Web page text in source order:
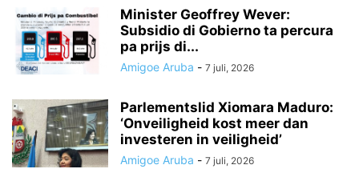
Minister Geoffrey Wever:
Subsidio di Gobierno ta percura
pa prijs di...
Amigoe Aruba - 7 juli, 2026
Parlementslid Xiomara Maduro:
‘Onveiligheid kost meer dan
investeren in veiligheid’
Amigoe Aruba - 7 juli, 2026